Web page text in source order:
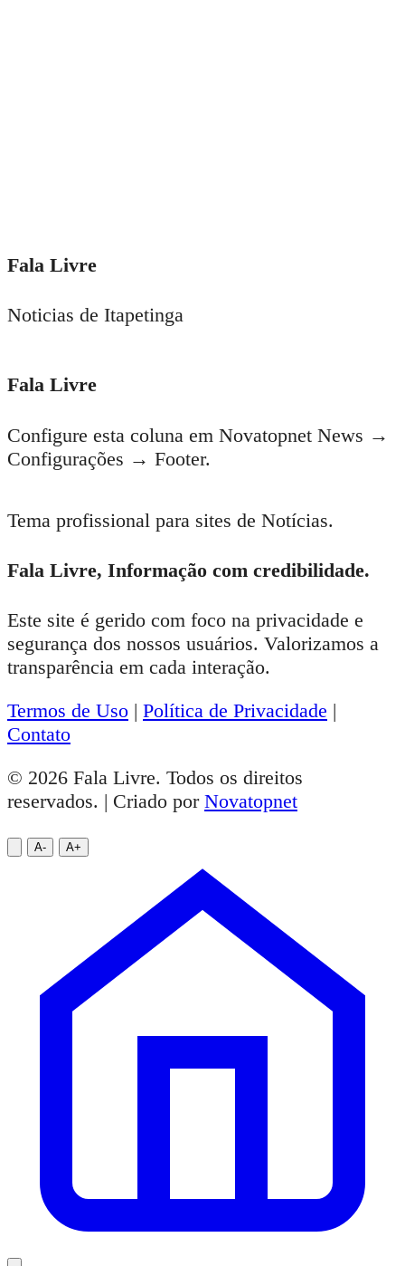
Fala Livre
Noticias de Itapetinga
Fala Livre
Configure esta coluna em Novatopnet News →
Configurações → Footer.
Tema profissional para sites de Notícias.
Fala Livre, Informação com credibilidade.
Este site é gerido com foco na privacidade e
segurança dos nossos usuários. Valorizamos a
transparência em cada interação.
Termos de Uso | Política de Privacidade |
Contato
© 2026 Fala Livre. Todos os direitos
reservados. | Criado por Novatopnet
A- A+